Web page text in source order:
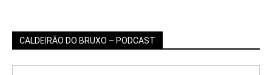
CALDEIRÃO DO BRUXO – PODCAST